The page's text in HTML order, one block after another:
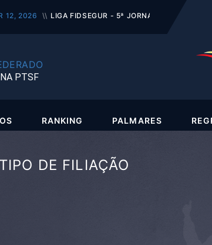
LIGA FIDSEGUR - 5ª JORNADA (CAMARROS -
PTSF
RANKING PALMARES
TIPO DE FILIAÇÃO